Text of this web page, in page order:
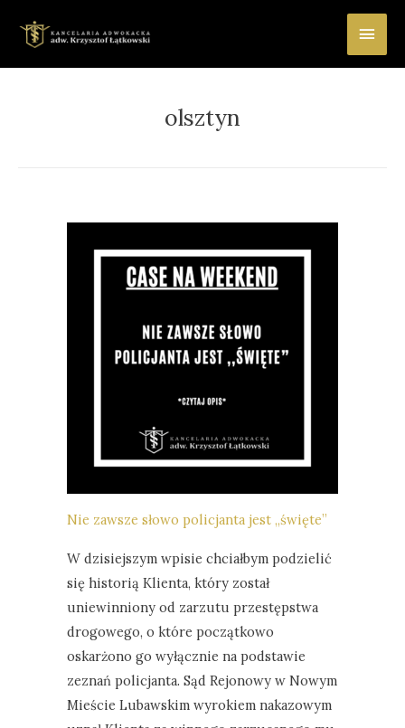
Main
olsztyn
Nie zawsze słowo policjanta jest „święte”
W dzisiejszym wpisie chciałbym podzielić
się historią Klienta, który został
uniewinniony od zarzutu przestępstwa
drogowego, o które początkowo
oskarżono go wyłącznie na podstawie
zeznań policjanta. Sąd Rejonowy w Nowym
Mieście Lubawskim wyrokiem nakazowym